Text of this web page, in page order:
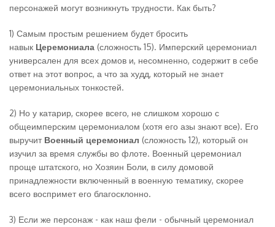
персонажей могут возникнуть трудности. Как быть?
1) Самым простым решением будет бросить
навык Церемониала (сложность 15). Имперский церемониал
универсален для всех домов и, несомненно, содержит в себе
ответ на этот вопрос, а что за худд, который не знает
церемониальных тонкостей.
2) Но у катарир, скорее всего, не слишком хорошо с
общеимперским церемониалом (хотя его азы знают все). Его
выручит Военный церемониал (сложность 12), который он
изучил за время службы во флоте. Военный церемониал
проще штатского, но Хозяин Боли, в силу домовой
принадлежности включенный в военную тематику, скорее
всего воспримет его благосклонно.
3) Если же персонаж - как наш фели - обычный церемониал